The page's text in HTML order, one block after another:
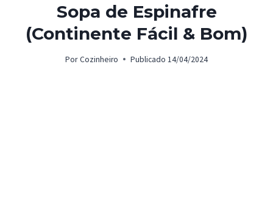
Sopa de Espinafre
(Continente Fácil & Bom)
Por Cozinheiro Publicado 14/04/2024